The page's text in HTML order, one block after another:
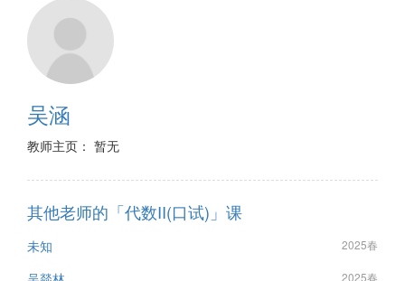
吴涵
教师主页： 暂无
其他老师的「代数II(口试)」课
未知 2025春
2025春